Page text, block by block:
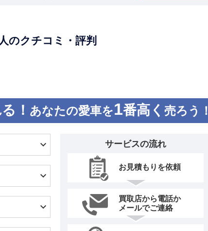
のクチコミ・評判
！ あなたの愛車を1番高く 売ろう！
サービスの流れ
お見積もりを依頼
買取店から電話か
メールでご連絡